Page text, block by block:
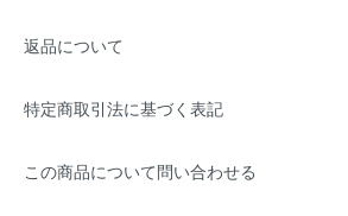
返品について
特定商取引法に基づく表記
この商品について問い合わせる